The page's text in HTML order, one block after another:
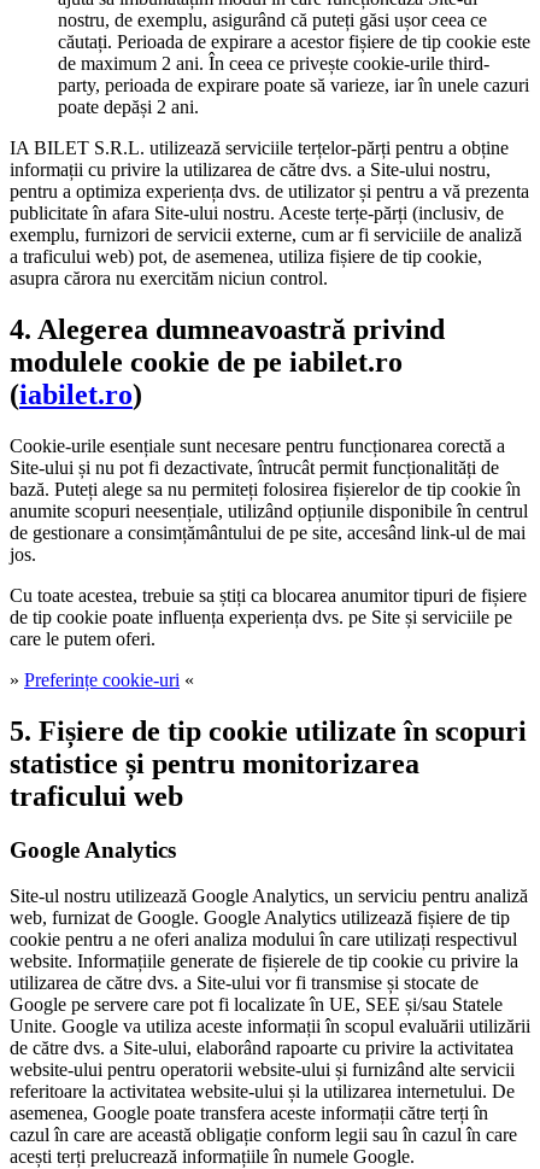
nostru, de exemplu, asigurând că puteți găsi ușor ceea ce
căutați. Perioada de expirare a acestor fișiere de tip cookie este
de maximum 2 ani. În ceea ce privește cookie-urile third-
party, perioada de expirare poate să varieze, iar în unele cazuri
poate depăși 2 ani.
IA BILET S.R.L. utilizează serviciile terțelor-părți pentru a obține
informații cu privire la utilizarea de către dvs. a Site-ului nostru,
pentru a optimiza experiența dvs. de utilizator și pentru a vă prezenta
publicitate în afara Site-ului nostru. Aceste terțe-părți (inclusiv, de
exemplu, furnizori de servicii externe, cum ar fi serviciile de analiză
a traficului web) pot, de asemenea, utiliza fișiere de tip cookie,
asupra cărora nu exercităm niciun control.
4. Alegerea dumneavoastră privind
modulele cookie de pe iabilet.ro
(iabilet.ro)
Cookie-urile esențiale sunt necesare pentru funcționarea corectă a
Site-ului și nu pot fi dezactivate, întrucât permit funcționalități de
bază. Puteți alege sa nu permiteți folosirea fișierelor de tip cookie în
anumite scopuri neesențiale, utilizând opțiunile disponibile în centrul
de gestionare a consimțământului de pe site, accesând link-ul de mai
jos.
Cu toate acestea, trebuie sa știți ca blocarea anumitor tipuri de fișiere
de tip cookie poate influența experiența dvs. pe Site și serviciile pe
care le putem oferi.
» Preferințe cookie-uri «
5. Fișiere de tip cookie utilizate în scopuri
statistice și pentru monitorizarea
traficului web
Google Analytics
Site-ul nostru utilizează Google Analytics, un serviciu pentru analiză
web, furnizat de Google. Google Analytics utilizează fișiere de tip
cookie pentru a ne oferi analiza modului în care utilizați respectivul
website. Informațiile generate de fișierele de tip cookie cu privire la
utilizarea de către dvs. a Site-ului vor fi transmise și stocate de
Google pe servere care pot fi localizate în UE, SEE și/sau Statele
Unite. Google va utiliza aceste informații în scopul evaluării utilizării
de către dvs. a Site-ului, elaborând rapoarte cu privire la activitatea
website-ului pentru operatorii website-ului și furnizând alte servicii
referitoare la activitatea website-ului și la utilizarea internetului. De
asemenea, Google poate transfera aceste informații către terți în
cazul în care are această obligație conform legii sau în cazul în care
acești terți prelucrează informațiile în numele Google.